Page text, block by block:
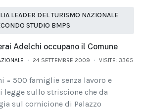
LEADER DEL TURISMO NAZIONALE
STUDIO BMPS
Adelchi occupano il Comune
24 SETTEMBRE 2009 VISITE: 3365
= 500 famiglie senza lavoro e
legge sullo striscione che da
sul cornicione di Palazzo